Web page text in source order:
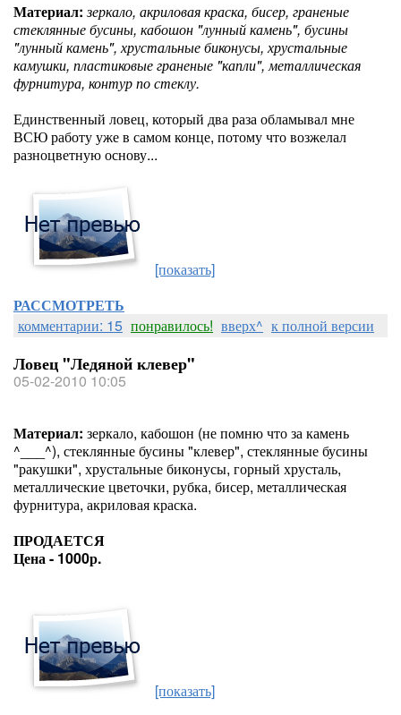
Материал: зеркало, акриловая краска, бисер, граненые
стеклянные бусины, кабошон "лунный камень", бусины
"лунный камень", хрустальные биконусы, хрустальные
камушки, пластиковые граненые "капли", металлическая
фурнитура, контур по стеклу.
Единственный ловец, который два раза обламывал мне
ВСЮ работу уже в самом конце, потому что возжелал
разноцветную основу...
[показать]
РАССМОТРЕТЬ
комментарии: 15 понравилось! вверх^ к полной версии
Ловец "Ледяной клевер"
05-02-2010 10:05
Материал: зеркало, кабошон (не помню что за камень
^___^), стеклянные бусины "клевер", стеклянные бусины
"ракушки", хрустальные биконусы, горный хрусталь,
металлические цветочки, рубка, бисер, металлическая
фурнитура, акриловая краска.
ПРОДАЕТСЯ
Цена - 1000р.
[показать]